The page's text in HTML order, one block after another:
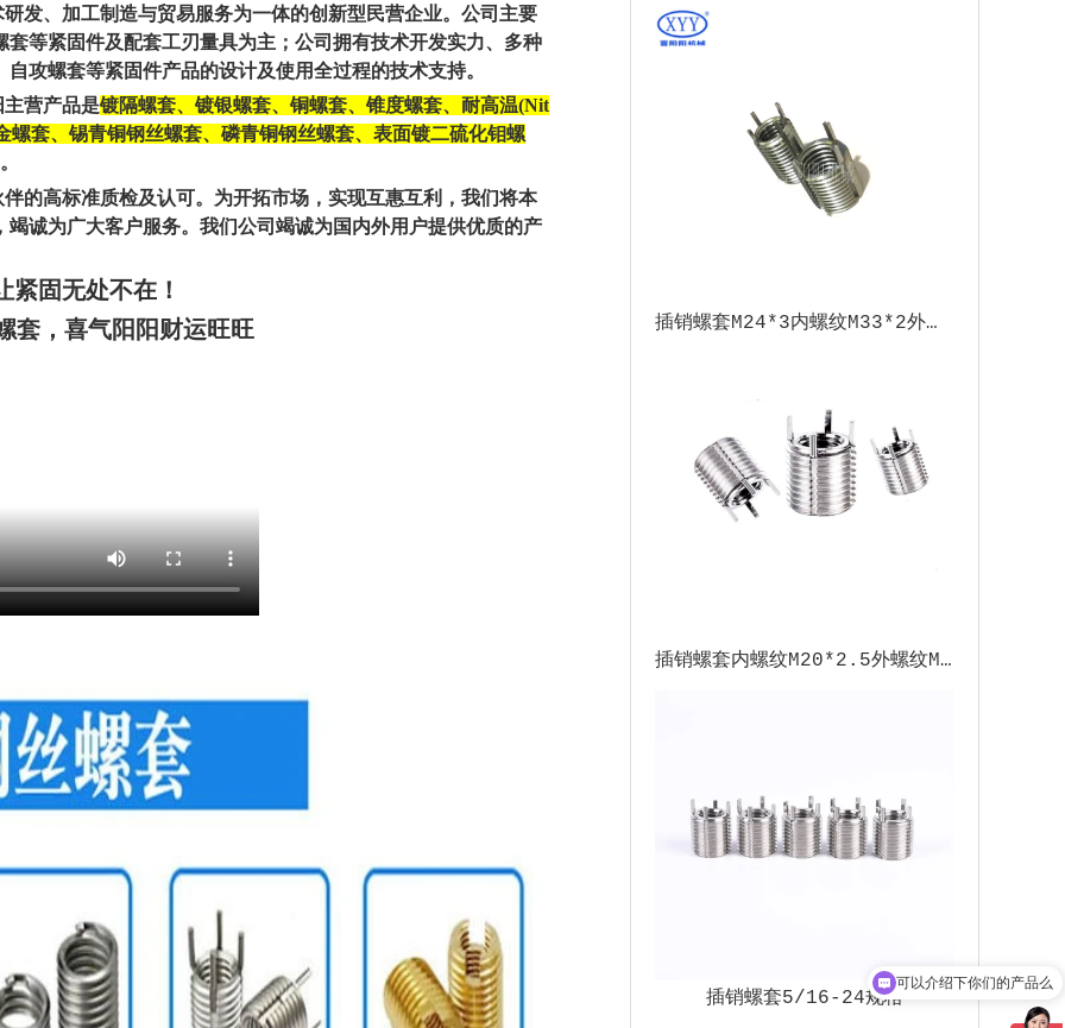
发、加工制造与贸易服务为一体的创新型民营企业。公司主要
等紧固件及配套工刃量具为主；公司拥有技术开发实力、多种
攻螺套等紧固件产品的设计及使用全过程的技术支持。
主营产品是镀隔螺套、镀银螺套、铜螺套、锥度螺套、耐高温(Nit
螺套、锡青铜钢丝螺套、磷青铜钢丝螺套、表面镀二硫化钼螺
的高标准质检及认可。为开拓市场，实现互惠互利，我们将本
竭诚为广大客户服务。我们公司竭诚为国内外用户提供优质的产
固无处不在！
套，喜气阳阳财运旺旺
插销螺套M24*3内螺纹M33*2外螺纹
插销螺套内螺纹M20*2.5外螺纹M32*2
插销螺套5/16-24规格
可以介绍下你们的产品么